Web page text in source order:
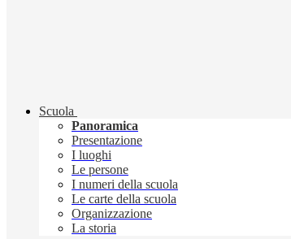
Scuola
Panoramica
Presentazione
I luoghi
Le persone
I numeri della scuola
Le carte della scuola
Organizzazione
La storia